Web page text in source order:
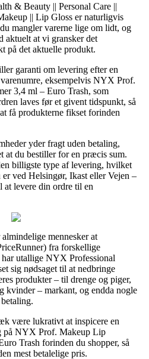
& Beauty || Personal Care ||
|| Lip Gloss er naturligvis
mangler varerne lige om lidt, og
aktuelt at vi gransker det
på det aktuelle produkt.
garanti om levering efter en
eksempelvis NYX Prof.
3,4 ml – Euro Trash, som
laves før et givent tidspunkt, så
få produkterne fikset forinden
yder fragt uden betaling,
at du bestiller for en præcis sum.
billigste type af levering, hvilket
ved Helsingør, Ikast eller Vejen –
levere din ordre til en
mennesker at
fra forskellige
utallige NYX Professional
sig nødsaget til at nedbringe
produkter – til drenge og piger,
kvinder – markant, og endda nogle
være lukrativt at inspicere en
på NYX Prof. Makeup Lip
Trash forinden du shopper, så
mest betalelige pris.